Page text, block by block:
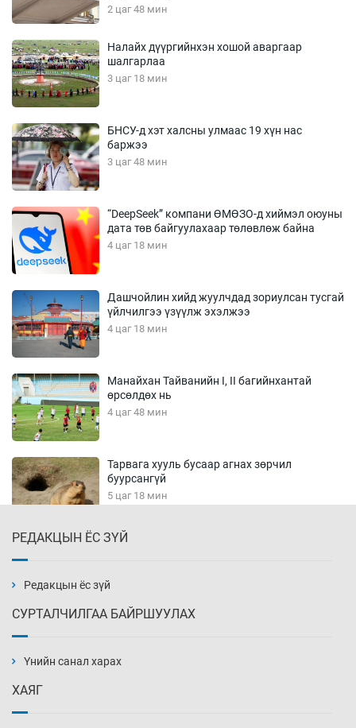
2 цаг 48 мин
Налайх дүүргийнхэн хошой аваргаар
шалгарлаа
3 цаг 18 мин
БНСУ-д хэт халсны улмаас 19 хүн нас
баржээ
3 цаг 48 мин
“DeepSeek” компани ӨМӨЗО-д хиймэл оюуны
дата төв байгуулахаар төлөвлөж байна
4 цаг 18 мин
Дашчойлин хийд жуулчдад зориулсан тусгай
үйлчилгээ үзүүлж эхэлжээ
4 цаг 18 мин
Манайхан Тайванийн I, II багийнхантай
өрсөлдөх нь
4 цаг 48 мин
Тарвага хууль бусаар агнах зөрчил
буурсангүй
5 цаг 18 мин
5 цаг 48 мин
6 цаг 18 мин
РЕДАКЦЫН ЁС ЗҮЙ
Редакцын ёс зүй
СУРТАЛЧИЛГАА БАЙРШУУЛАХ
Үнийн санал харах
ХАЯГ